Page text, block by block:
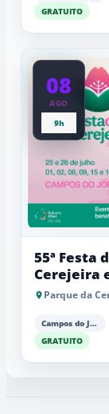
GRATUITO
08
AGO
9h
55ª Festa
Cerejeira
Parque da
Campos do Jordão
GRATUITO